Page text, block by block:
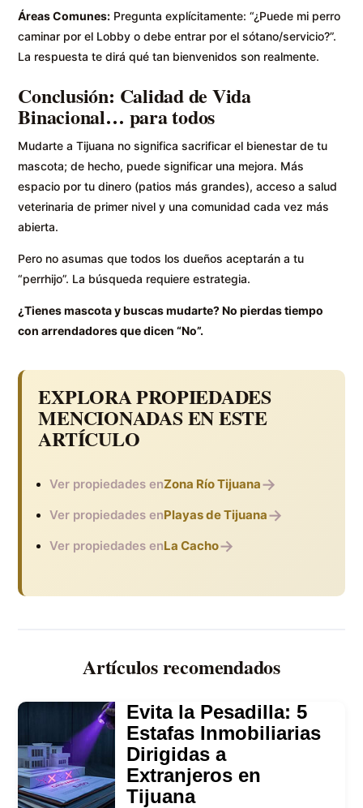
Áreas Comunes: Pregunta explícitamente: “¿Puede mi perro
caminar por el Lobby o debe entrar por el sótano/servicio?”.
La respuesta te dirá qué tan bienvenidos son realmente.
Conclusión: Calidad de Vida
Binacional… para todos
Mudarte a Tijuana no significa sacrificar el bienestar de tu
mascota; de hecho, puede significar una mejora. Más
espacio por tu dinero (patios más grandes), acceso a salud
veterinaria de primer nivel y una comunidad cada vez más
abierta.
Pero no asumas que todos los dueños aceptarán a tu
“perrhijo”. La búsqueda requiere estrategia.
¿Tienes mascota y buscas mudarte? No pierdas tiempo
con arrendadores que dicen “No”.
EXPLORA PROPIEDADES
MENCIONADAS EN ESTE
ARTÍCULO
Ver propiedades enZona Río Tijuana→
Ver propiedades enPlayas de Tijuana→
Ver propiedades enLa Cacho→
Artículos recomendados
Evita la Pesadilla: 5
Estafas Inmobiliarias
Dirigidas a
Extranjeros en
Tijuana